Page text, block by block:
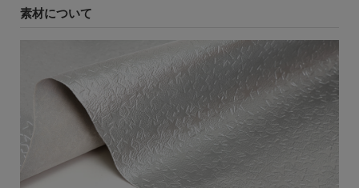
素材について